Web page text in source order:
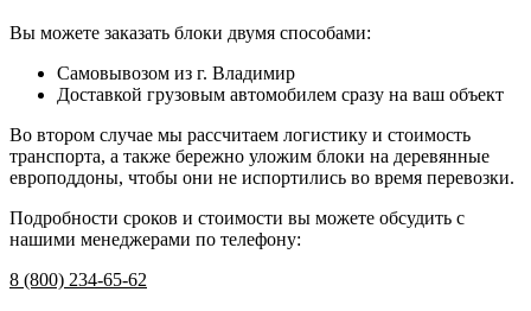
Вы можете заказать блоки двумя способами:
Самовывозом из г. Владимир
Доставкой грузовым автомобилем сразу на ваш объект
Во втором случае мы рассчитаем логистику и стоимость
транспорта, а также бережно уложим блоки на деревянные
европоддоны, чтобы они не испортились во время перевозки.
Подробности сроков и стоимости вы можете обсудить с
нашими менеджерами по телефону:
8 (800) 234-65-62